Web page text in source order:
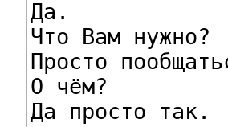
Да.
Что Вам нужно?
Просто
О чём?
Да просто так.